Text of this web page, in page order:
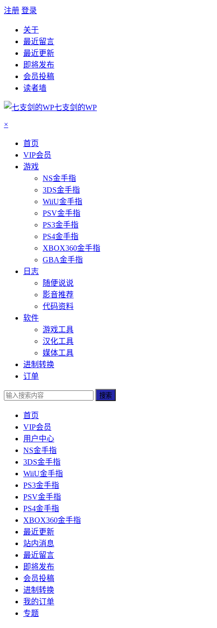
注册 登录
关于
最近留言
最近更新
即将发布
会员投稿
读者墙
七支剑的WP
×
首页
VIP会员
游戏
NS金手指
3DS金手指
WiiU金手指
PSV金手指
PS3金手指
PS4金手指
XBOX360金手指
GBA金手指
日志
随便说说
影音推荐
代码资料
软件
游戏工具
汉化工具
媒体工具
进制转换
订单
搜索
首页
VIP会员
用户中心
NS金手指
3DS金手指
WiiU金手指
PS3金手指
PSV金手指
PS4金手指
XBOX360金手指
最近更新
站内消息
最近留言
即将发布
会员投稿
进制转换
我的订单
专题